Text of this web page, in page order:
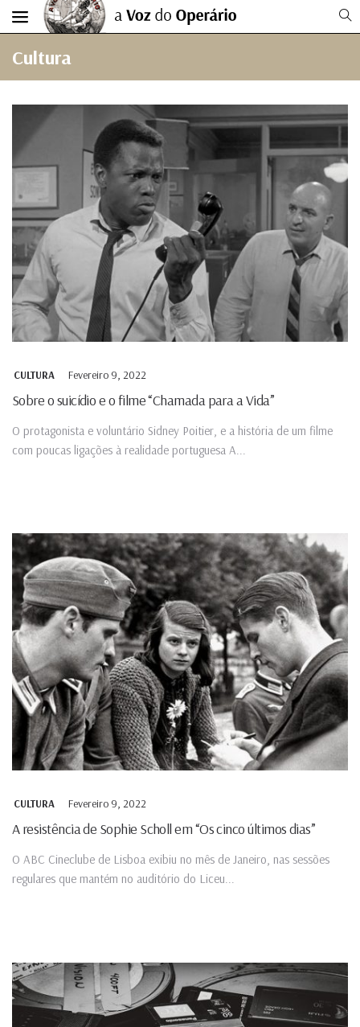
Cultura
CULTURA Fevereiro 9, 2022
Sobre o suicídio e o filme “Chamada para a Vida”
O protagonista e voluntário Sidney Poitier, e a história de um filme
com poucas ligações à realidade portuguesa A...
CULTURA Fevereiro 9, 2022
A resistência de Sophie Scholl em “Os cinco últimos dias”
O ABC Cineclube de Lisboa exibiu no mês de Janeiro, nas sessões
regulares que mantém no auditório do Liceu...